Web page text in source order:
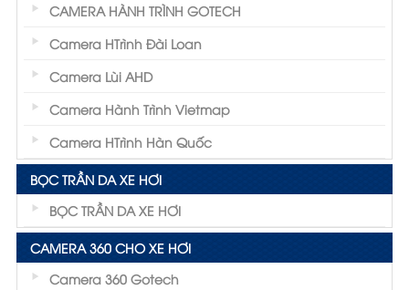
CAMERA HÀNH TRÌNH GOTECH
Camera HTrình Đài Loan
Camera Lùi AHD
Camera Hành Trình Vietmap
Camera HTrình Hàn Quốc
BỌC TRẦN DA XE HƠI
BỌC TRẦN DA XE HƠI
CAMERA 360 CHO XE HƠI
Camera 360 Gotech